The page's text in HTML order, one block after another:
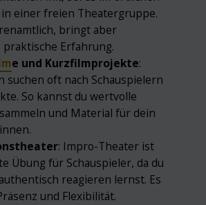
einer freien Theatergruppe.
bringt aber
praktische Erfahrung.
e und Kurzfilmprojekte:
suchen oft nach Schauspielern
So kannst du wertvolle
und Material für dein
: Impro-Theater ist
Übung für Schauspieler, da du
reagieren lernst. Es
und Flexibilität.